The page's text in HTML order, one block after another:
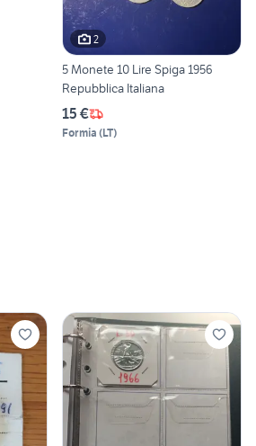
2
5 Monete 10 Lire Spiga 1956
Repubblica Italiana
15 €
Formia (LT)